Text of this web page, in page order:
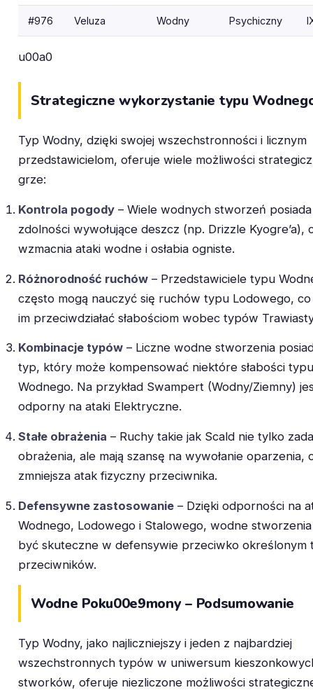
#976 Veluza Wodny Psychiczny
u00a0
Strategiczne wykorzystanie typu
Typ Wodny, dzięki swojej wszechstronności i licznym
przedstawicielom, oferuje wiele możliwości
grze:
Kontrola pogody – Wiele wodnych stworzeń posiada
zdolności wywołujące deszcz (np. Drizzle Kyogre’a),
wzmacnia ataki wodne i osłabia ogniste.
Różnorodność ruchów – Przedstawiciele typu
często mogą nauczyć się ruchów typu Lodowego,
im przeciwdziałać słabościom wobec typów
Kombinacje typów – Liczne wodne stworzenia
typ, który może kompensować niektóre słabości typu
Wodnego. Na przykład Swampert (Wodny/Ziemny)
odporny na ataki Elektryczne.
Stałe obrażenia – Ruchy takie jak Scald nie tylko
obrażenia, ale mają szansę na wywołanie oparzenia,
zmniejsza atak fizyczny przeciwnika.
Defensywne zastosowanie – Dzięki odporności na
Wodnego, Lodowego i Stalowego, wodne
być skuteczne w defensywie przeciwko określonym
przeciwników.
Wodne Poku00e9mony – Podsumowanie
Typ Wodny, jako najliczniejszy i jeden z najbardziej
wszechstronnych typów w uniwersum
stworków, oferuje niezliczone możliwości